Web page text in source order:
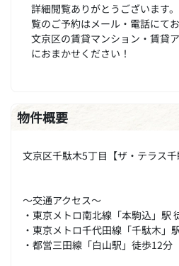
詳細閲覧ありがとうございます
覧のご予約はメール・電話にて
文京区の賃貸マンション・賃貸
におまかせください！
物件概要
文京区千駄木5丁目【ザ・テラス千
～交通アクセス～
・東京メトロ南北線「本駒込」駅
・東京メトロ千代田線「千駄木」
・都営三田線「白山駅」徒歩12分